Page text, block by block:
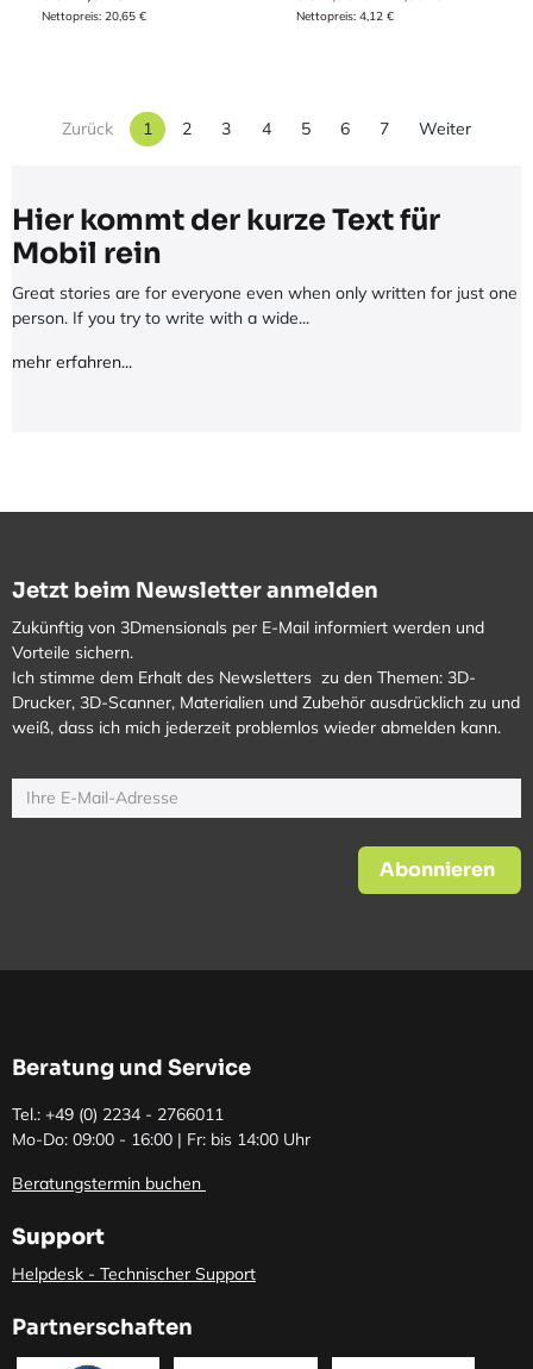
Nettopreis: 20,65 € Nettopreis: 4,12€
Zurück 1 2 3 4 5 6 7 Weiter
Hier kommt der kurze Text für
Mobil rein
Great stories are for everyone even when only written for just one
person. If you try to write with a wide...
mehr erfahren...
Jetzt beim Newsletter anmelden
Zukünftig von 3Dmensionals per E-Mail informiert werden und
Vorteile sichern.
Ich stimme dem Erhalt des Newsletters zu den Themen: 3D-
Drucker, 3D-Scanner, Materialien und Zubehör ausdrücklich zu und
weiß, dass ich mich jederzeit problemlos wieder abmelden kann.
Abonnieren
Beratung und Service
Tel.: +49 (0) 2234 - 2766011
Mo-Do: 09:00 - 16:00 | Fr: bis 14:00 Uhr
Beratungstermin buchen
Support
Helpdesk - Technischer Support
Partnerschaften